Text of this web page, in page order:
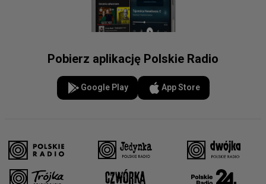
Pobierz aplikację Polskie Radio
Google Play App Store